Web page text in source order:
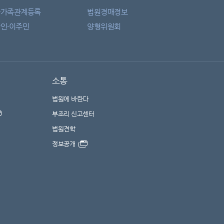
족관계등록
법원경매정보
·이주민
양형위원회
소통
법원에 바란다
부조리 신고센터
법원견학
정보공개